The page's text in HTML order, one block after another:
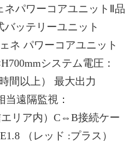
パワーコアユニットⅡ品
バッテリーユニット
ネ パワーコアユニット
システム電圧：
間以上） 最大出力
当遠隔監視：
エリア内）C⇔B接続ケー
（レッド :プラス）